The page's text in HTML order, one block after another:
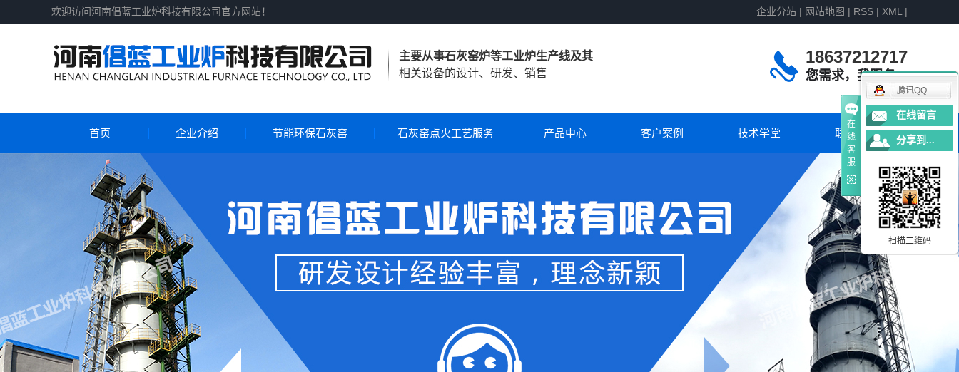
欢迎访问河南倡蓝工业炉科技有限公司官方网站！ 企业分站 | 网站地图 | RSS | XML |
主要从事石灰窑炉等工业炉生产线及其
相关设备的设计、研发、销售
18637212717
您需求，我服务
首页 企业介绍 节能环保石灰窑 石灰窑点火工艺服务 产品中心
湖北气煤两用石灰窑
统
湖北石灰窑点火工艺服
客户案例 技术学堂 联系我们
在
线
客
服
腾讯QQ
在线留言
分享到...
扫描二维码